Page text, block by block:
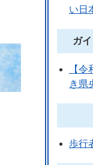
い日
ガ
【
き県
歩行